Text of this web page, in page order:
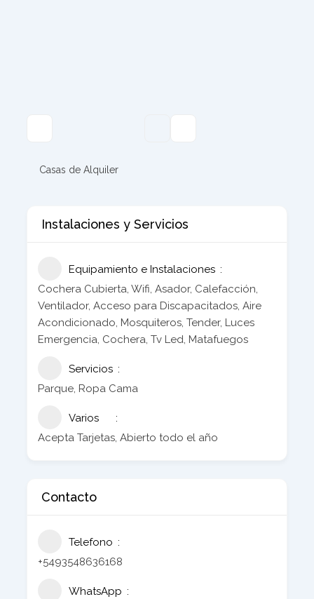
Casas de Alquiler
Instalaciones y Servicios
Equipamiento e Instalaciones
Cochera Cubierta, Wifi, Asador, Calefacción,
Ventilador, Acceso para Discapacitados, Aire
Acondicionado, Mosquiteros, Tender, Luces
Emergencia, Cochera, Tv Led, Matafuegos
Servicios
Parque, Ropa Cama
Varios
Acepta Tarjetas, Abierto todo el año
Contacto
Telefono
+5493548636168
WhatsApp